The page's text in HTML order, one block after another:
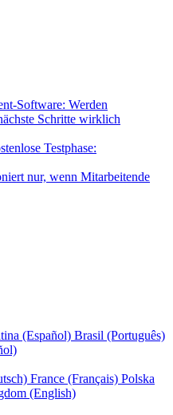
Software: Werden
Schritte wirklich
Testphase:
nur, wenn Mitarbeitende
(Español) Brasil (Português)
France (Français) Polska
(English)